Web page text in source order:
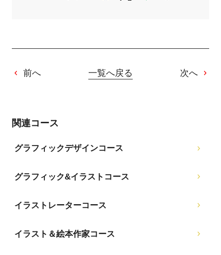
前へ 一覧へ戻る 次へ
関連コース
グラフィックデザインコース
グラフィック&イラストコース
イラストレーターコース
イラスト＆絵本作家コース